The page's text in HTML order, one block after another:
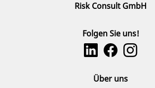
Risk Consult GmbH
Folgen Sie uns!
Über uns